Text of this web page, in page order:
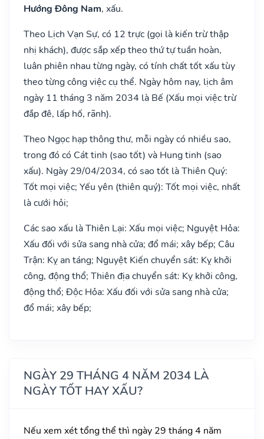
Hướng Đông Nam, xấu.
Theo Lịch Vạn Sự, có 12 trực (gọi là kiến trừ thập
nhị khách), được sắp xếp theo thứ tự tuần hoàn,
luân phiên nhau từng ngày, có tính chất tốt xấu tùy
theo từng công việc cụ thể. Ngày hôm nay, lịch âm
ngày 11 tháng 3 năm 2034 là Bế (Xấu mọi việc trừ
đắp đê, lấp hố, rãnh).
Theo Ngọc hạp thông thư, mỗi ngày có nhiều sao,
trong đó có Cát tinh (sao tốt) và Hung tinh (sao
xấu). Ngày 29/04/2034, có sao tốt là Thiên Quý:
Tốt mọi việc; Yếu yên (thiên quý): Tốt mọi việc, nhất
là cưới hỏi;
Các sao xấu là Thiên Lại: Xấu mọi việc; Nguyệt Hỏa:
Xấu đối với sửa sang nhà cửa; đổ mái; xây bếp; Câu
Trận: Kỵ an táng; Nguyệt Kiến chuyển sát: Kỵ khởi
công, động thổ; Thiên địa chuyển sát: Kỵ khởi công,
động thổ; Độc Hỏa: Xấu đối với sửa sang nhà cửa;
đổ mái; xây bếp;
NGÀY 29 THÁNG 4 NĂM 2034 LÀ
NGÀY TỐT HAY XẤU?
Nếu xem xét tổng thể thì ngày 29 tháng 4 năm